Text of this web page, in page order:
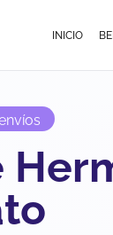
INICIO